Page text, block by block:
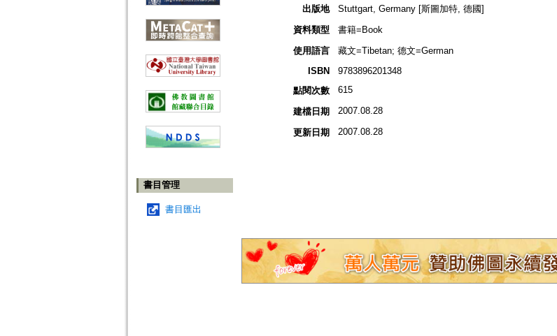
書目管理
書目匯出
出版地
Stuttgart, Germany [斯圖加特, 德國]
資料類型
書籍=Book
使用語言
藏文=Tibetan; 德文=German
ISBN
9783896201348
點閱次數
615
建檔日期 2007.08.28
更新日期 2007.08.28